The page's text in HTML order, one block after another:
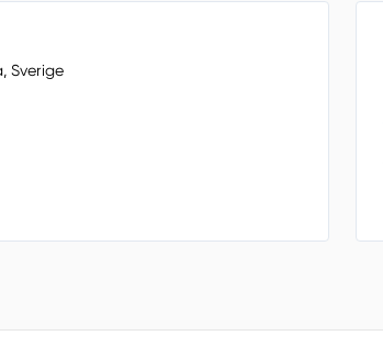
Sverige